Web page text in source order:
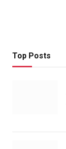
Top Posts